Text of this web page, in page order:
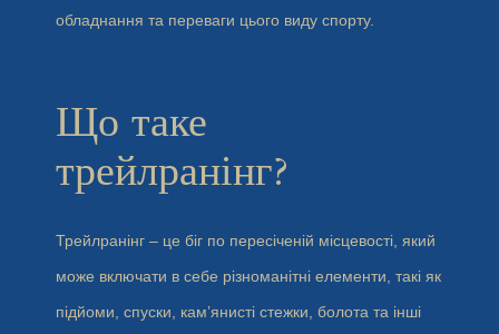
обладнання та переваги цього виду спорту.
Що таке
трейлранінг?
Трейлранінг – це біг по пересіченій місцевості, який
може включати в себе різноманітні елементи, такі як
підйоми, спуски, кам’янисті стежки, болота та інші